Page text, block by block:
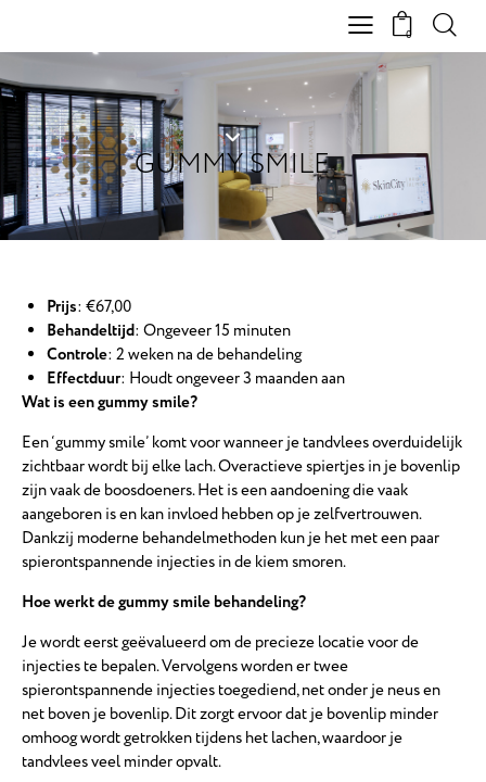
0
GUMMY SMILE
Prijs: €67,00
Behandeltijd: Ongeveer 15 minuten
Controle: 2 weken na de behandeling
Effectduur: Houdt ongeveer 3 maanden aan
Wat is een gummy smile?
Een ‘gummy smile’ komt voor wanneer je tandvlees overduidelijk
zichtbaar wordt bij elke lach. Overactieve spiertjes in je bovenlip
zijn vaak de boosdoeners. Het is een aandoening die vaak
aangeboren is en kan invloed hebben op je zelfvertrouwen.
Dankzij moderne behandelmethoden kun je het met een paar
spierontspannende injecties in de kiem smoren.
Hoe werkt de gummy smile behandeling?
Je wordt eerst geëvalueerd om de precieze locatie voor de
injecties te bepalen. Vervolgens worden er twee
spierontspannende injecties toegediend, net onder je neus en
net boven je bovenlip. Dit zorgt ervoor dat je bovenlip minder
omhoog wordt getrokken tijdens het lachen, waardoor je
tandvlees veel minder opvalt.